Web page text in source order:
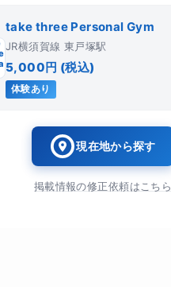
take three Personal Gym
JR横須賀線 東戸塚駅
5,000円 (税込)
体験あり
現在地から探す
掲載情報の修正依頼はこちら